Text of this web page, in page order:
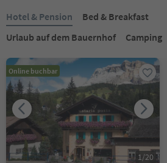
Hotel & Pension
Bed & Breakfast
Urlaub auf dem Bauernhof
Camping
Online buchbar
1 /20